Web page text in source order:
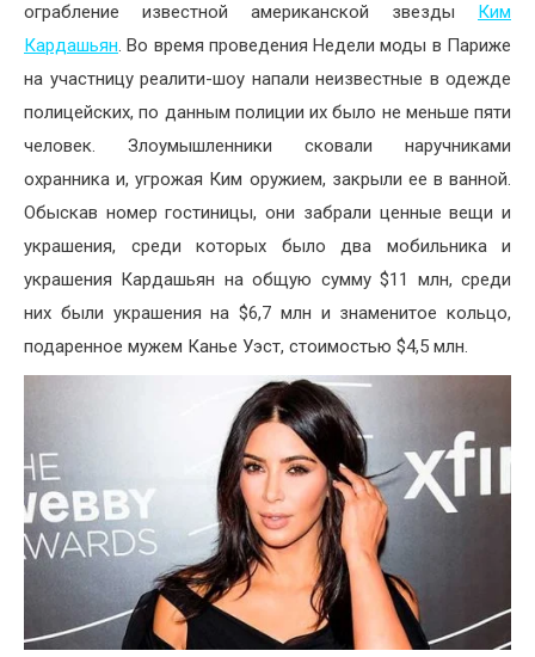
Красота
Недвижимость
ограбление известной американской звезды Ким
Кардашьян. Во время проведения Недели моды в Париже
на участницу реалити-шоу напали неизвестные в одежде
полицейских, по данным полиции их было не меньше пяти
человек. Злоумышленники сковали наручниками
охранника и, угрожая Ким оружием, закрыли ее в ванной.
Обыскав номер гостиницы, они забрали ценные вещи и
украшения, среди которых было два мобильника и
украшения Кардашьян на общую сумму $11 млн, среди
них были украшения на $6,7 млн и знаменитое кольцо,
подаренное мужем Канье Уэст, стоимостью $4,5 млн.